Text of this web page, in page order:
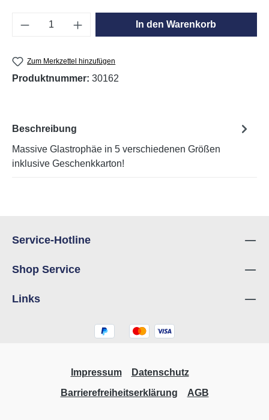
Produkt Anzahl: Gib den gewünschten
In den Warenkorb
Zum Merkzettel hinzufügen
Produktnummer: 30162
Beschreibung
Massive Glastrophäe in 5 verschiedenen Größen
inklusive Geschenkkarton!
Service-Hotline
Shop Service
Links
Impressum
Datenschutz
Barrierefreiheitserklärung
AGB